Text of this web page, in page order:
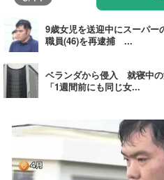
9歳女児を送迎中にスーパ
職員(46)を再逮捕 ...
ベランダから侵入 就寝中
「1週間前にも同じ女...